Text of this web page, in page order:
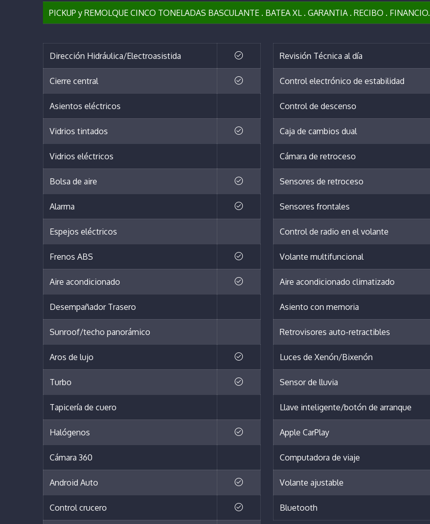
PICKUP y REMOLQUE CINCO TONELADAS BASCULANTE . BATEA XL . GARANTIA . RECIBO . FINANCIO.
Dirección Hidráulica/Electroasistida
Cierre central
Asientos eléctricos
Vidrios tintados
Vidrios eléctricos
Bolsa de aire
Alarma
Espejos eléctricos
Frenos ABS
Aire acondicionado
Desempañador Trasero
Sunroof/techo panorámico
Aros de lujo
Turbo
Tapicería de cuero
Halógenos
Cámara 360
Android Auto
Control crucero
Revisión Técnica al día
Control electrónico de estabilidad
Control de descenso
Caja de cambios dual
Cámara de retroceso
Sensores de retroceso
Sensores frontales
Control de radio en el volante
Volante multifuncional
Aire acondicionado climatizado
Asiento con memoria
Retrovisores auto-retractibles
Luces de Xenón/Bixenón
Sensor de lluvia
Llave inteligente/botón de arranque
Apple CarPlay
Computadora de viaje
Volante ajustable
Bluetooth